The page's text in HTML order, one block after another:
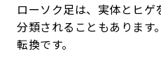
ローソク足は、実体とヒ
分類されることもありま
転換です。